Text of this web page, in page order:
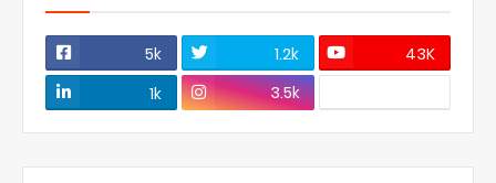
5k 1.2k
43K
1k
3.5k